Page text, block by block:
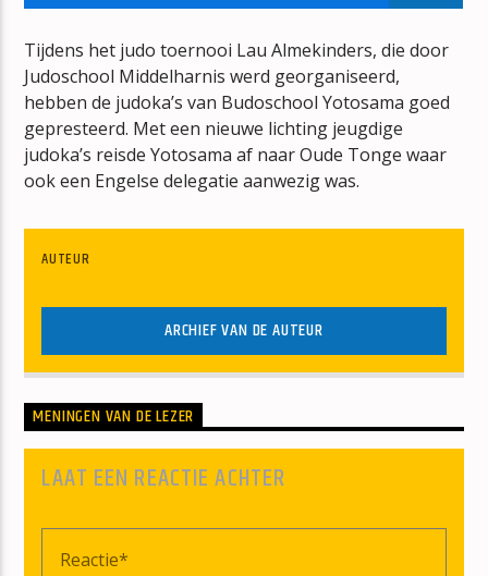
WHAM RAP
WHAM!
Tijdens het judo toernooi Lau Almekinders, die door
Judoschool Middelharnis werd georganiseerd,
hebben de judoka’s van Budoschool Yotosama goed
gepresteerd. Met een nieuwe lichting jeugdige
judoka’s reisde Yotosama af naar Oude Tonge waar
ook een Engelse delegatie aanwezig was.
AUTEUR
ARCHIEF VAN DE AUTEUR
MENINGEN VAN DE LEZER
LAAT EEN REACTIE ACHTER